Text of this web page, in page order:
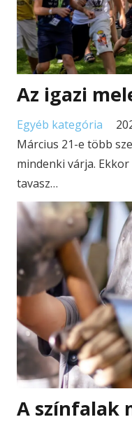
Az igazi
Egyéb kategória
Március 21-e több
mindenki várja.
tavasz…
A színfalak